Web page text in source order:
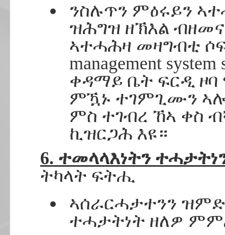
ንስሉጥን ምዕሩይን
ዝሕግዝ ዘኽእል
ኣተሓሕዛ መዛግብቲ
management
ቀዳማይ ቤት ፍርዲ ዞባ
ምዃኑ ተገምጊሙን
ምስ ተገብረ ኸኣ ቀስ
ኪዝርጋሕ እዩ።
6. ተመላላእነትን
ትካላት ፍትሒ
ኣሰራርሓታተንን
ተሓታትነት ዘለዎ